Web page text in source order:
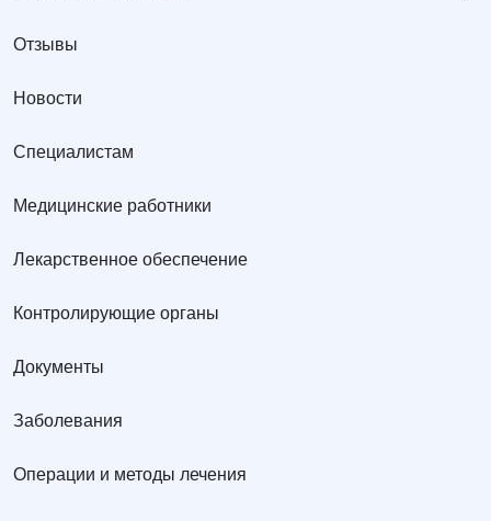
Отзывы
Новости
Специалистам
Медицинские работники
Лекарственное обеспечение
Контролирующие органы
Документы
Заболевания
Операции и методы лечения